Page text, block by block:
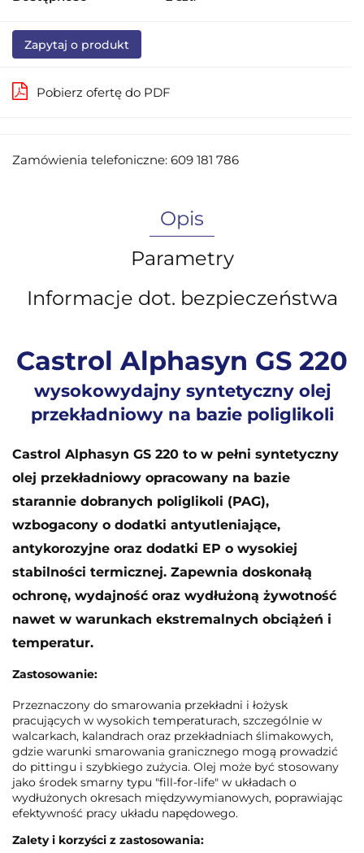
Zapytaj o produkt
Pobierz ofertę do PDF
Zamówienia telefoniczne: 609 181 786
Opis
Parametry
Informacje dot. bezpieczeństwa
Castrol Alphasyn GS 220
wysokowydajny syntetyczny olej
przekładniowy na bazie poliglikoli
Castrol Alphasyn GS 220 to w pełni syntetyczny
olej przekładniowy opracowany na bazie
starannie dobranych poliglikoli (PAG),
wzbogacony o dodatki antyutleniające,
antykorozyjne oraz dodatki EP o wysokiej
stabilności termicznej. Zapewnia doskonałą
ochronę, wydajność oraz wydłużoną żywotność
nawet w warunkach ekstremalnych obciążeń i
temperatur.
Zastosowanie:
Przeznaczony do smarowania przekładni i łożysk
pracujących w wysokich temperaturach, szczególnie w
walcarkach, kalandrach oraz przekładniach ślimakowych,
gdzie warunki smarowania granicznego mogą prowadzić
do pittingu i szybkiego zużycia. Olej może być stosowany
jako środek smarny typu "fill-for-life" w układach o
wydłużonych okresach międzywymianowych, poprawiając
efektywność pracy układu napędowego.
Zalety i korzyści z zastosowania: